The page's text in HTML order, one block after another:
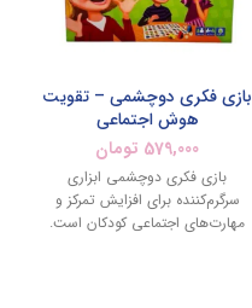
بازی فکری دوچشمی – تقویت
هوش اجتماعی
579,000 تومان
بازی فکری دوچشمی ابزاری
سرگرم‌کننده برای افزایش تمرکز و
مهارت‌های اجتماعی کودکان است.